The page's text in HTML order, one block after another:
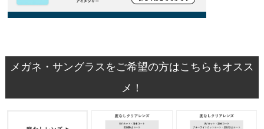
メガネ・サングラスをご希望の方はこちらもオスス
メ！